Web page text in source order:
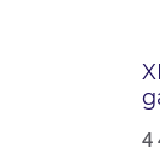
4